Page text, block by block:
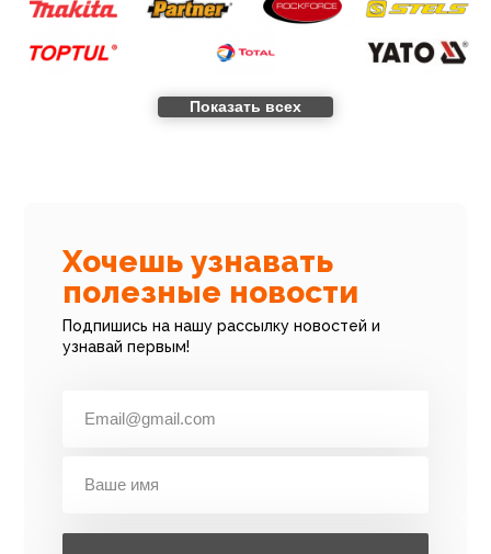
Показать всех
Хочешь узнавать
полезные новости
Подпишись на нашу рассылку новостей и
узнавай первым!